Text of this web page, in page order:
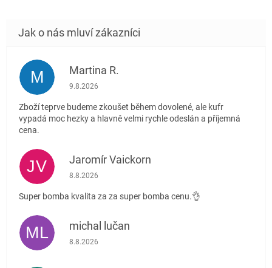
M Martina R.
Hodnocení obchodu je 5 z 5 hvězdiček.
9.8.2026
Zboží teprve budeme zkoušet během dovolené, ale kufr
vypadá moc hezky a hlavně velmi rychle odeslán a příjemná
cena.
JV Jaromír Vaickorn
Hodnocení obchodu je 5 z 5 hvězdiček.
8.8.2026
Super bomba kvalita za za super bomba cenu.👌
ML michal lučan
Hodnocení obchodu je 5 z 5 hvězdiček.
8.8.2026